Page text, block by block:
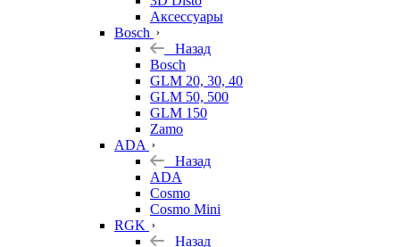
Аксессуары
Bosch
Назад
Bosch
GLM 20, 30, 40
GLM 50, 500
GLM 150
Zamo
ADA
Назад
ADA
Cosmo
Cosmo Mini
RGK
Назад